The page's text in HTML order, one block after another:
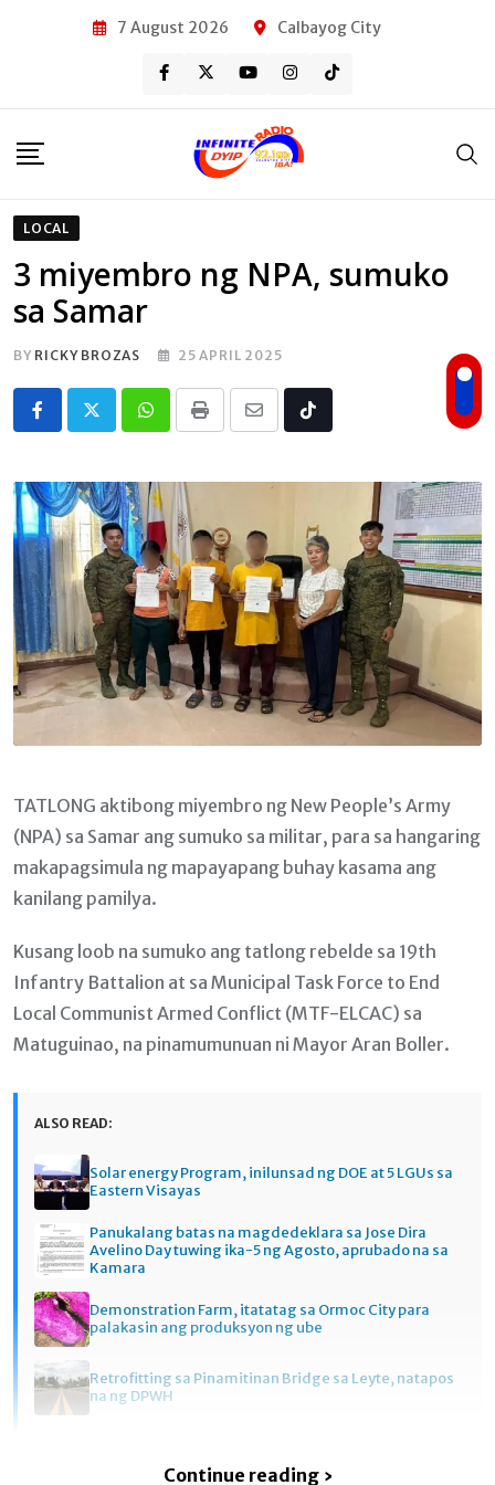
7 August 2026 Calbayog City
LOCAL
3 miyembro ng NPA, sumuko
sa Samar
BY RICKY BROZAS 25 APRIL 2025
Whatsapp
Print
Share
Email
Tiktok
TATLONG aktibong miyembro ng New People’s Army
(NPA) sa Samar ang sumuko sa militar, para sa hangaring
makapagsimula ng mapayapang buhay kasama ang
kanilang pamilya.
Kusang loob na sumuko ang tatlong rebelde sa 19th
Infantry Battalion at sa Municipal Task Force to End
Local Communist Armed Conflict (MTF-ELCAC) sa
Matuguinao, na pinamumunuan ni Mayor Aran Boller.
ALSO READ:
Solar energy Program, inilunsad ng DOE at 5 LGUs sa
Eastern Visayas
Panukalang batas na magdedeklara sa Jose Dira
Avelino Day tuwing ika-5 ng Agosto, aprubado na sa
Kamara
Demonstration Farm, itatatag sa Ormoc City para
palakasin ang produksyon ng ube
Retrofitting sa Pinamitinan Bridge sa Leyte, natapos
na ng DPWH
Continue reading ›